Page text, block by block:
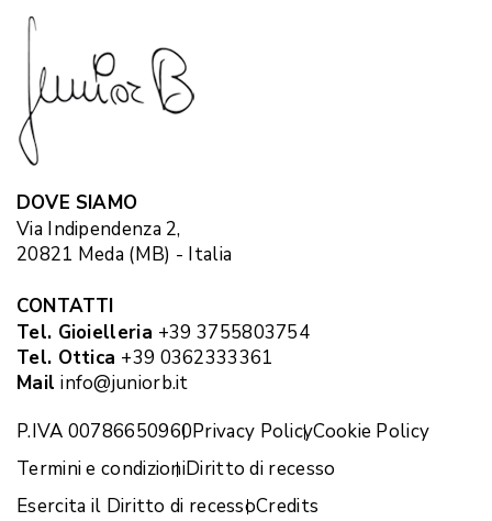
DOVE SIAMO
Via Indipendenza 2,
20821 Meda (MB) - Italia
CONTATTI
Tel. Gioielleria +39 3755803754
Tel. Ottica +39 0362333361
Mail info@juniorb.it
P.IVA 00786650960Privacy PolicyCookie Policy
Termini e condizioniDiritto di recesso
Esercita il Diritto di recessoCredits